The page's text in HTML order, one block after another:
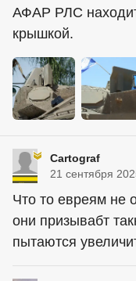
АФАР РЛС
крышкой.
Cartograf
21 сентября
Что то евреям не
они призывабт
пытаются